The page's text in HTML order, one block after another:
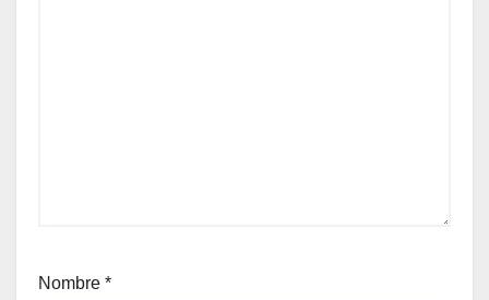
Nombre *